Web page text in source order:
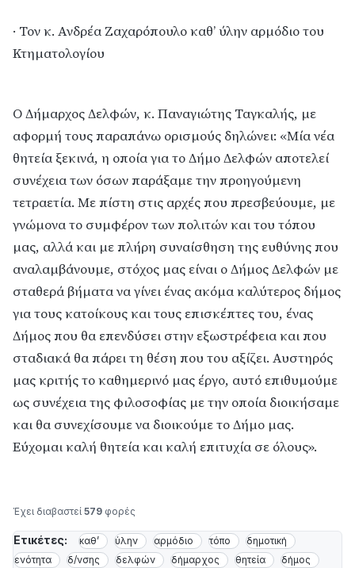
· Τον κ. Ανδρέα Ζαχαρόπουλο καθ’ ύλην αρμόδιο του
Κτηματολογίου
Ο Δήμαρχος Δελφών, κ. Παναγιώτης Ταγκαλής, με
αφορμή τους παραπάνω ορισμούς δηλώνει: «Μία νέα
θητεία ξεκινά, η οποία για το Δήμο Δελφών αποτελεί
συνέχεια των όσων παράξαμε την προηγούμενη
τετραετία. Με πίστη στις αρχές που πρεσβεύουμε, με
γνώμονα το συμφέρον των πολιτών και του τόπου
μας, αλλά και με πλήρη συναίσθηση της ευθύνης που
αναλαμβάνουμε, στόχος μας είναι ο Δήμος Δελφών με
σταθερά βήματα να γίνει ένας ακόμα καλύτερος δήμος
για τους κατοίκους και τους επισκέπτες του, ένας
Δήμος που θα επενδύσει στην εξωστρέφεια και που
σταδιακά θα πάρει τη θέση που του αξίζει. Αυστηρός
μας κριτής το καθημερινό μας έργο, αυτό επιθυμούμε
ως συνέχεια της φιλοσοφίας με την οποία διοικήσαμε
και θα συνεχίσουμε να διοικούμε το Δήμο μας.
Εύχομαι καλή θητεία και καλή επιτυχία σε όλους».
Έχει διαβαστεί 579 φορές
Ετικέτες: καθ’ ύλην αρμόδιο τόπο
δημοτική
ενότητα
δ/νσης δελφών δήμαρχος θητεία δήμος